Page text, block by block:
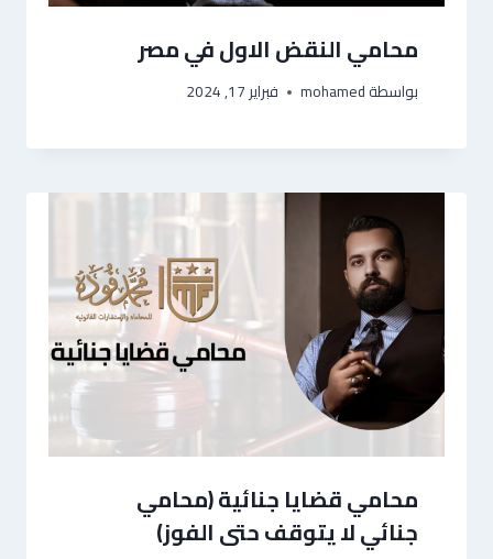
محامي النقض الاول في مصر
بواسطةmohamed فبراير 17, 2024
محامي قضايا جنائية (محامي
جنائي لا يتوقف حتى الفوز)